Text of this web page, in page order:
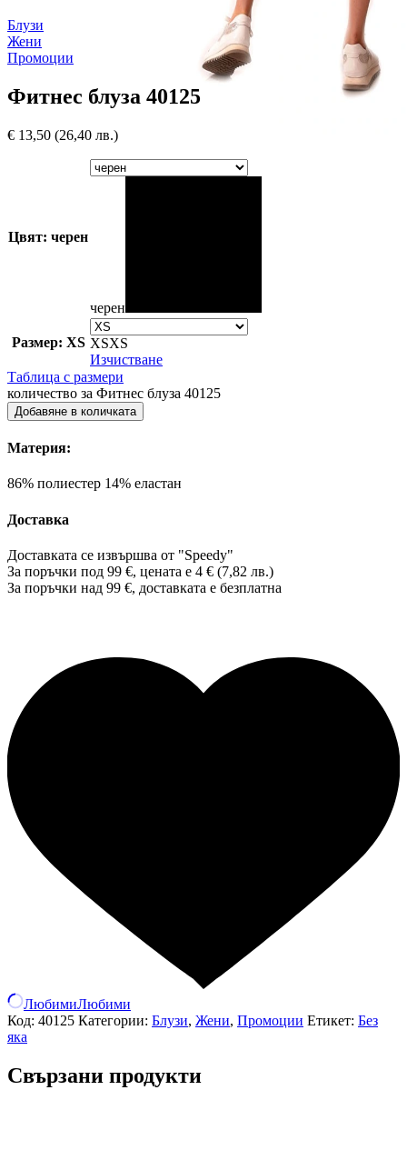
Блузи
Жени
Промоции
Фитнес блуза 40125
€ 13,50 (26,40 лв.)
Цвят: черен
черен
Размер: XS XSXS
Изчистване
Таблица с размери
количество за Фитнес блуза 40125
Добавяне в количката
Материя:
86% полиестер 14% еластан
Доставка
Доставката се извършва от "Speedy"
За поръчки под 99 €, цената е 4 € (7,82 лв.)
За поръчки над 99 €, доставката е безплатна
ЛюбимиЛюбими
Код: 40125 Категории: Блузи, Жени, Промоции Етикет: Без
яка
Свързани продукти